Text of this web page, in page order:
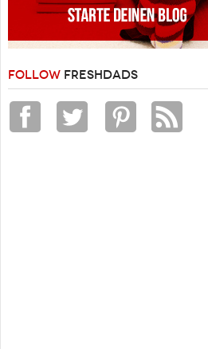
FOLLOW FRESHDADS